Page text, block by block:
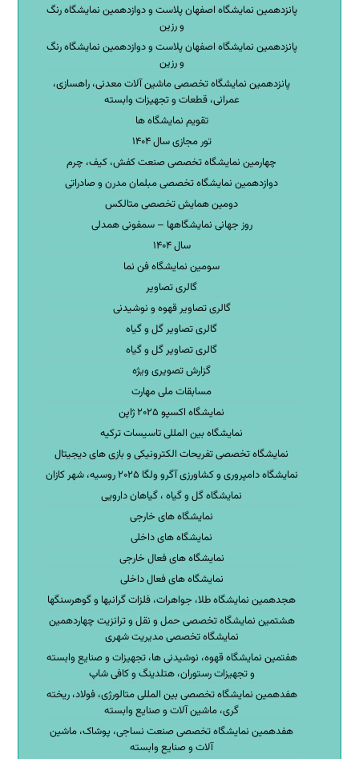
پانزدهمین نمایشگاه اصفهان پلاست و دوازدهمین نمایشگاه رنگ
و رزین
پانزدهمین نمایشگاه اصفهان پلاست و دوازدهمین نمایشگاه رنگ
و رزین
پانزدهمین نمایشگاه تخصصی ماشین آلات معدنی، راهسازی،
عمرانی، قطعات و تجهیزات وابسته
تقویم نمایشگاه ها
تور مجازی سال ۱۴۰۴
چهارمین نمایشگاه تخصصی صنعت کفش، کیف، چرم
دوازدهمین نمایشگاه تخصصی مبلمان مدرن و صادراتی
دومین همایش تخصصی متالکس
روز جهانی نمایشگاهها – سمفونی همدلی
سال ۱۴۰۴
سومین نمایشگاه فن نما
گالری تصاویر
گالری تصاویر قهوه و نوشیدنی
گالری تصاویر گل و گیاه
گالری تصاویر گل و گیاه
گزارش تصویری ویژه
مسابقات ملی مهارت
نمایشگاه اکسپو ۲۰۲۵ ژاپن
نمایشگاه بین المللی تاسیسات ترکیه
نمایشگاه تخصصی تفریحات الکترونیکی و بازی های دیجیتال
نمایشگاه دامپروری و کشاورزی آگرو ولگا ۲۰۲۵ روسیه، شهر کازان
نمایشگاه گل و گیاه ، گیاهان دارویی
نمایشگاه های خارجی
نمایشگاه های داخلی
نمایشگاه های فعال خارجی
نمایشگاه های فعال داخلی
هجدهمین نمایشگاه طلا، جواهرات، فلزات گرانبها و گوهرسنگها
هشتمین نمایشگاه تخصصی حمل و نقل و ترانزیت چهاردهمین
نمایشگاه تخصصی مدیریت شهری
هفتمین نمایشگاه قهوه، نوشیدنی ها، تجهیزات و صنایع وابسته
و تجهیزات رستوران، هتلدینگ و کافی شاپ
هفدهمین نمایشگاه تخصصی بین المللی متالورژی، فولاد، ریخته
گری، ماشین آلات و صنایع وابسته
هفدهمین نمایشگاه تخصصی صنعت نساجی، پوشاک، ماشین
آلات و صنایع وابسته